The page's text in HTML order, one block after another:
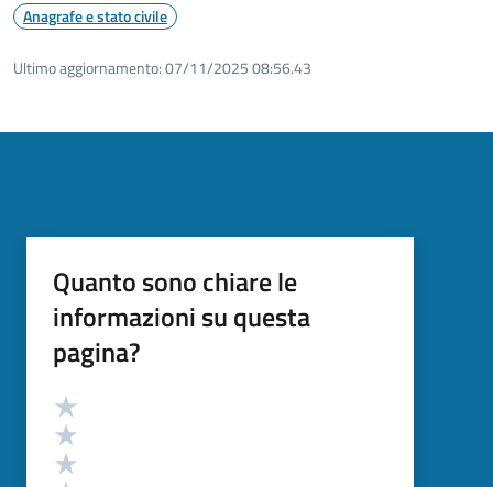
Anagrafe e stato civile
Ultimo aggiornamento:07/11/2025 08:56.43
Quanto sono chiare le
informazioni su questa
pagina?
Valutazione